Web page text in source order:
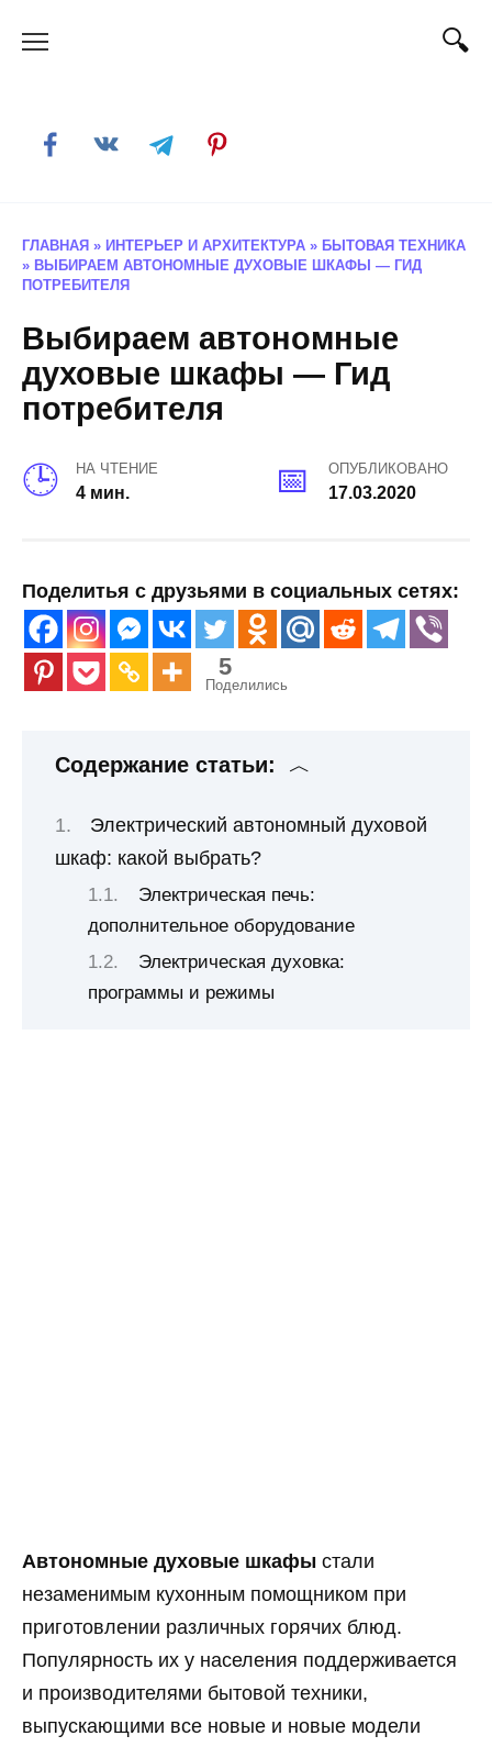
ГЛАВНАЯ » ИНТЕРЬЕР И АРХИТЕКТУРА » БЫТОВАЯ ТЕХНИКА
» ВЫБИРАЕМ АВТОНОМНЫЕ ДУХОВЫЕ ШКАФЫ — ГИД
ПОТРЕБИТЕЛЯ
Выбираем автономные
духовые шкафы — Гид
потребителя
НА ЧТЕНИЕ
4 мин.
ОПУБЛИКОВАНО
17.03.2020
Поделитья с друзьями в социальных сетях:
5
Поделились
Содержание статьи:
Электрический автономный духовой
шкаф: какой выбрать?
Электрическая печь:
дополнительное оборудование
Электрическая духовка:
программы и режимы
Автономные духовые шкафы стали
незаменимым кухонным помощником при
приготовлении различных горячих блюд.
Популярность их у населения поддерживается
и производителями бытовой техники,
выпускающими все новые и новые модели